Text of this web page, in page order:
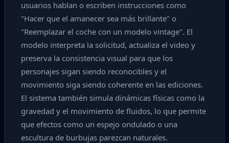
usuarios hablan o escriben instrucciones como
"Hacer que el amanecer sea más brillante" o
"Reemplazar el coche con un modelo vintage". El
modelo interpreta la solicitud, actualiza el video y
preserva la consistencia visual para que los
personajes sigan siendo reconocibles y el
movimiento siga siendo coherente en las ediciones.
El sistema también simula dinámicas físicas como la
gravedad y el movimiento de fluidos, lo que permite
que efectos como un espejo ondulado o una
escultura de burbujas parezcan naturales.